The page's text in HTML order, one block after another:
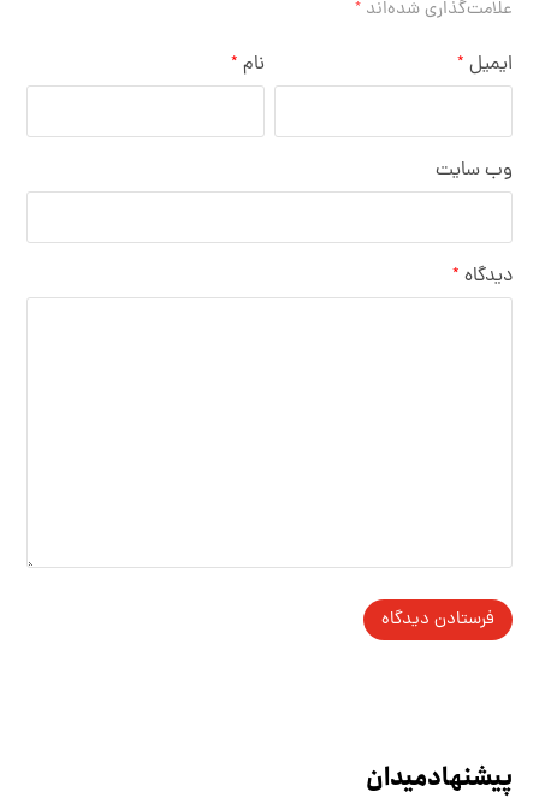
علامت‌گذاری شده‌اند*
نام * ایمیل *
وب‌ سایت
دیدگاه *
پیشنهاد میدان